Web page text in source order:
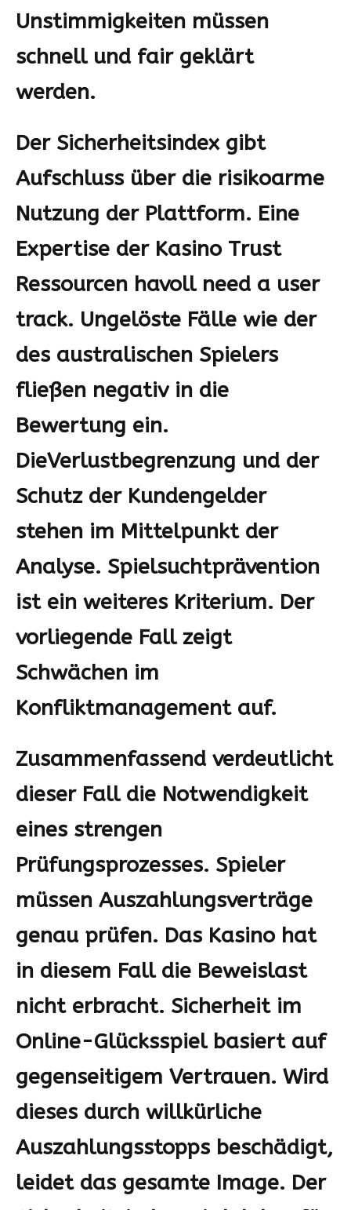
Unstimmigkeiten müssen
schnell und fair geklärt
werden.
Der Sicherheitsindex gibt
Aufschluss über die risikoarme
Nutzung der Plattform. Eine
Expertise der Kasino Trust
Ressourcen havoll need a user
track. Ungelöste Fälle wie der
des australischen Spielers
fließen negativ in die
Bewertung ein.
DieVerlustbegrenzung und der
Schutz der Kundengelder
stehen im Mittelpunkt der
Analyse. Spielsuchtprävention
ist ein weiteres Kriterium. Der
vorliegende Fall zeigt
Schwächen im
Konfliktmanagement auf.
Zusammenfassend verdeutlicht
dieser Fall die Notwendigkeit
eines strengen
Prüfungsprozesses. Spieler
müssen Auszahlungsverträge
genau prüfen. Das Kasino hat
in diesem Fall die Beweislast
nicht erbracht. Sicherheit im
Online-Glücksspiel basiert auf
gegenseitigem Vertrauen. Wird
dieses durch willkürliche
Auszahlungsstopps beschädigt,
leidet das gesamte Image. Der